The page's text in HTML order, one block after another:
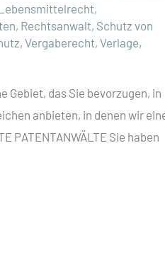
,
, Rechtsanwalt, Schutz von
,Vergaberecht,Verlage,
das Sie bevorzugen, in
anbieten, in denen wir
PATENTANWÄLTE Sie haben